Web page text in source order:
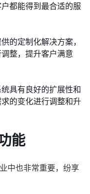
都能得到最合适的服
的定制化解决方案，
整，提升客户满意
具有良好的扩展性和
的变化进行调整和升
能
中也非常重要，纷享